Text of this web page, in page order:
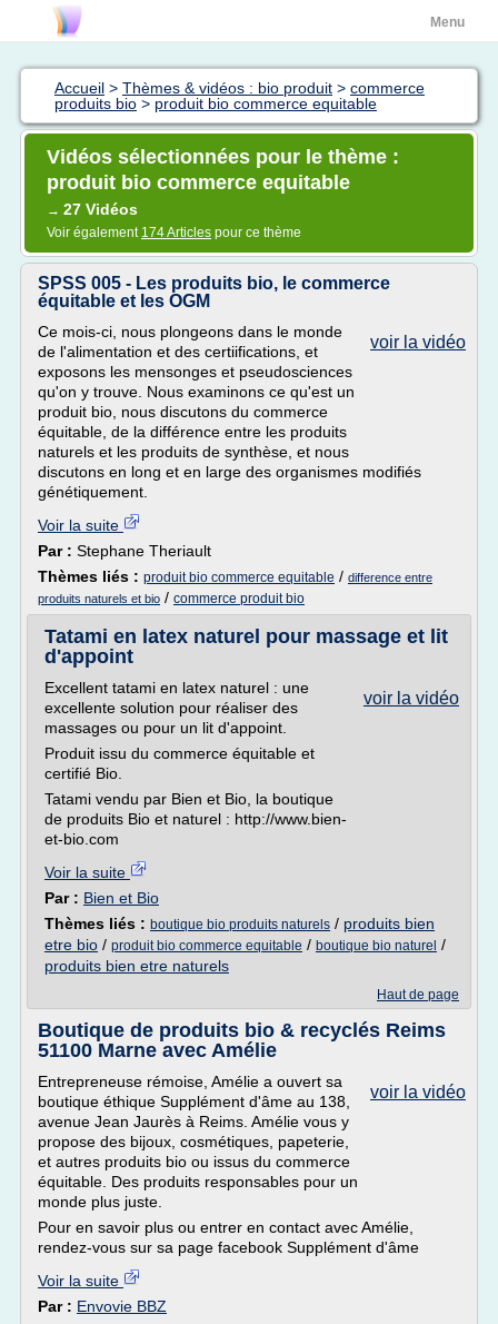
Menu
Accueil > Thèmes & vidéos : bio produit > commerce
produits bio > produit bio commerce equitable
Vidéos sélectionnées pour le thème :
produit bio commerce equitable
→ 27 Vidéos
Voir également 174 Articles pour ce thème
SPSS 005 - Les produits bio, le commerce
équitable et les OGM
voir la vidéo
Ce mois-ci, nous plongeons dans le monde
de l'alimentation et des certiifications, et
exposons les mensonges et pseudosciences
qu'on y trouve. Nous examinons ce qu'est un
produit bio, nous discutons du commerce
équitable, de la différence entre les produits
naturels et les produits de synthèse, et nous
discutons en long et en large des organismes modifiés
génétiquement.
Voir la suite
Par : Stephane Theriault
Thèmes liés : produit bio commerce equitable / difference entre
produits naturels et bio / commerce produit bio
Tatami en latex naturel pour massage et lit
d'appoint
voir la vidéo
Excellent tatami en latex naturel : une
excellente solution pour réaliser des
massages ou pour un lit d'appoint.
Produit issu du commerce équitable et
certifié Bio.
Tatami vendu par Bien et Bio, la boutique
de produits Bio et naturel : http://www.bien-
et-bio.com
Voir la suite
Par : Bien et Bio
Thèmes liés : boutique bio produits naturels / produits bien
etre bio / produit bio commerce equitable / boutique bio naturel /
produits bien etre naturels
Haut de page
Boutique de produits bio & recyclés Reims
51100 Marne avec Amélie
voir la vidéo
Entrepreneuse rémoise, Amélie a ouvert sa
boutique éthique Supplément d'âme au 138,
avenue Jean Jaurès à Reims. Amélie vous y
propose des bijoux, cosmétiques, papeterie,
et autres produits bio ou issus du commerce
équitable. Des produits responsables pour un
monde plus juste.
Pour en savoir plus ou entrer en contact avec Amélie,
rendez-vous sur sa page facebook Supplément d'âme
Voir la suite
Par : Envovie BBZ